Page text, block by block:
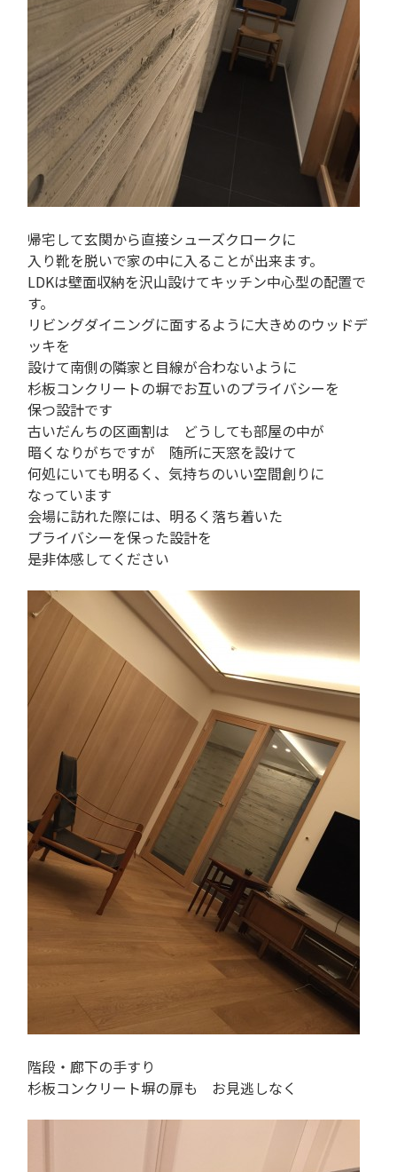
帰宅して玄関から直接シューズクロークに
入り靴を脱いで家の中に入ることが出来ます。
LDKは壁面収納を沢山設けてキッチン中心型の配置で
す。
リビングダイニングに面するように大きめのウッドデ
ッキを
設けて南側の隣家と目線が合わないように
杉板コンクリートの塀でお互いのプライバシーを
保つ設計です
古いだんちの区画割は どうしても部屋の中が
暗くなりがちですが 随所に天窓を設けて
何処にいても明るく、気持ちのいい空間創りに
なっています
会場に訪れた際には、明るく落ち着いた
プライバシーを保った設計を
是非体感してください
階段・廊下の手すり
杉板コンクリート塀の扉も お見逃しなく